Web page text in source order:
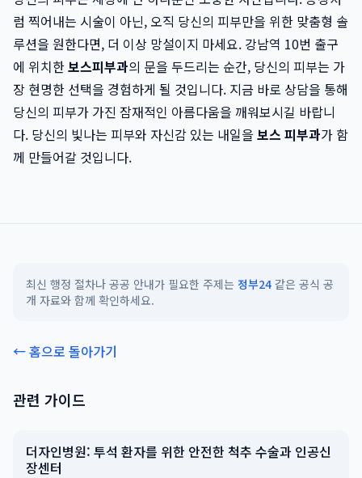
럼 찍어내는 시술이 아닌, 오직 당신의 피부만을 위한 맞춤형 솔
루션을 원한다면, 더 이상 망설이지 마세요. 강남역 10번 출구
에 위치한보스피부과의 문을 두드리는 순간, 당신의 피부는 가
장 현명한 선택을 경험하게 될 것입니다. 지금 바로 상담을 통해
당신의 피부가 가진 잠재적인 아름다움을 깨워보시길 바랍니
다. 당신의 빛나는 피부와 자신감 있는 내일을 보스 피부과가 함
께 만들어갈 것입니다.
최신 행정 절차나 공공 안내가 필요한 주제는 정부24 같은 공식 공
개 자료와 함께 확인하세요.
← 홈으로 돌아가기
관련 가이드
더자인병원: 투석 환자를 위한 안전한 척추 수술과 인공신
장센터